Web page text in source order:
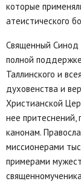
которые
атеистического
Священный Синод
полной
Таллинского и
духовенства и
Христианской
нее притеснений,
канонам.
миссионерами
примерами